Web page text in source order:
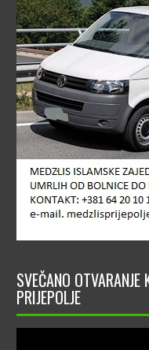
SVEČANO OTVARANJE
PRIJEPOLJE